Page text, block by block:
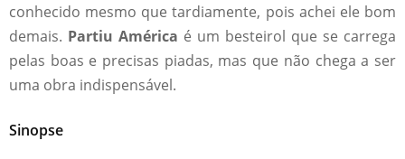
conhecido mesmo que tardiamente, pois achei ele bom
demais. Partiu América é um besteirol que se carrega
pelas boas e precisas piadas, mas que não chega a ser
uma obra indispensável.
Sinopse